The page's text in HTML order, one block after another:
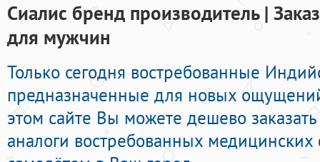
Сиалис бренд производитель |
для мужчин
Только сегодня востребованные
предназначенные для новых
этом сайте Вы можете дешево
аналоги востребованных